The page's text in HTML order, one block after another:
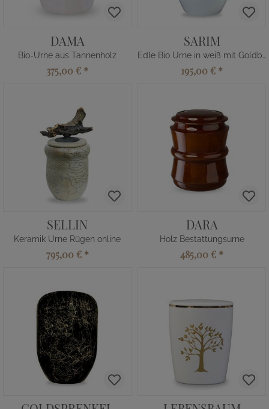
DAMA
Bio-Urne aus Tannenholz
375,00 € *
SARIM
Edle Bio Urne in weiß mit Goldband
195,00 € *
SELLIN
Keramik Urne Rügen online
795,00 € *
DARA
Holz Bestattungsurne
485,00 € *